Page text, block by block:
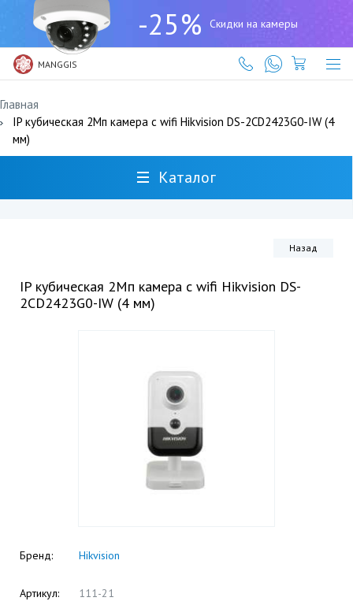
-25% Скидки на камеры
MANGGIS
(727)
317-
61-
61
Главная
IP кубическая 2Мп камера c wifi Hikvision DS-2CD2423G0-IW (4
мм)
Каталог
Назад
IP кубическая 2Мп камера c wifi Hikvision DS-
2CD2423G0-IW (4 мм)
Бренд: Hikvision
Артикул: 111-21